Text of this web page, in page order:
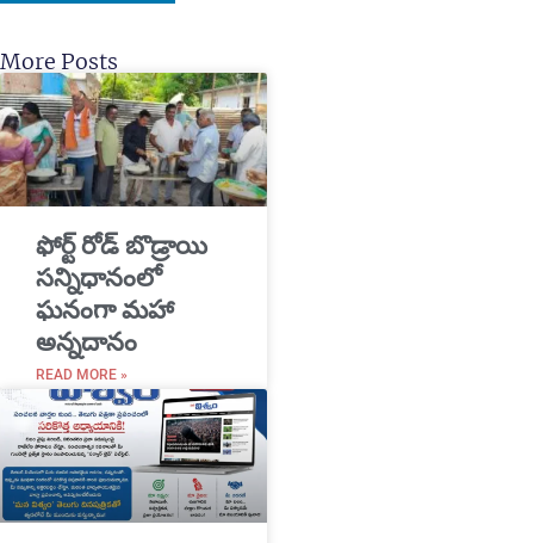
More Posts
​ఫోర్ట్ రోడ్ బొడ్రాయి
సన్నిధానంలో
ఘనంగా మహా
అన్నదానం
READ MORE »